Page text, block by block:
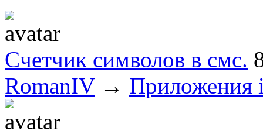
Cчетчик символов в смс.
RomanIV→ Приложения